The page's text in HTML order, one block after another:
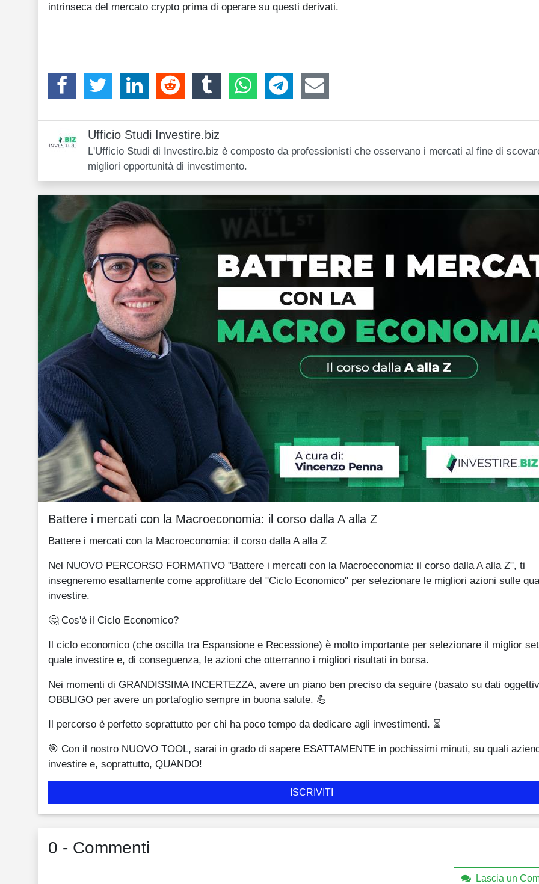
intrinseca del mercato crypto prima di operare su questi derivati.
Ufficio Studi Investire.biz
L'Ufficio Studi di Investire.biz è composto da professionisti che osservano i mercati al fine di
migliori opportunità di investimento.
Battere i mercati con la Macroeconomia: il corso dalla A alla Z
Battere i mercati con la Macroeconomia: il corso dalla A alla Z
Nel NUOVO PERCORSO FORMATIVO "Battere i mercati con la Macroeconomia: il corso dalla A alla Z", ti
insegneremo esattamente come approfittare del "Ciclo Economico" per selezionare le migliori azioni sulle
investire.
🤔 Cos'è il Ciclo Economico?
Il ciclo economico (che oscilla tra Espansione e Recessione) è molto importante per selezionare il miglior
quale investire e, di conseguenza, le azioni che otterranno i migliori risultati in borsa.
Nei momenti di GRANDISSIMA INCERTEZZA, avere un piano ben preciso da seguire (basato su dati
OBBLIGO per avere un portafoglio sempre in buona salute. 💪
Il percorso è perfetto soprattutto per chi ha poco tempo da dedicare agli investimenti. ⏳
🎯 Con il nostro NUOVO TOOL, sarai in grado di sapere ESATTAMENTE in pochissimi minuti, su quali
investire e, soprattutto, QUANDO!
ISCRIVITI
0 - Commenti
Lascia un